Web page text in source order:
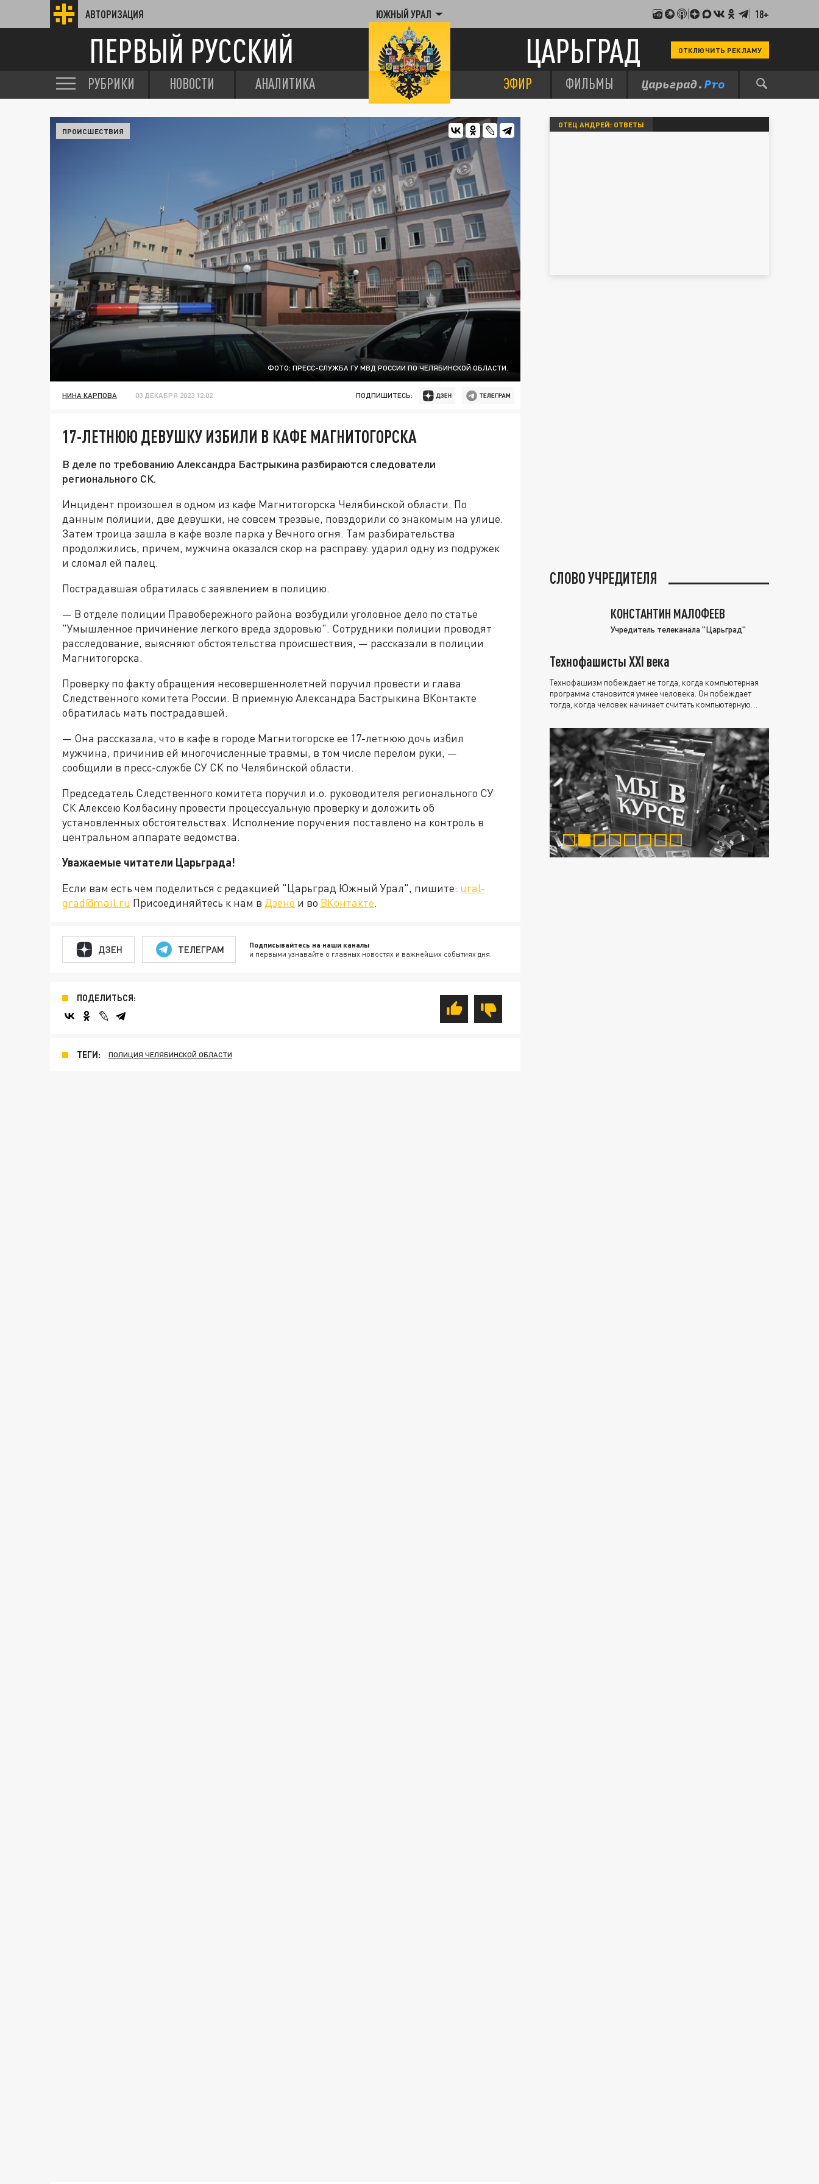
АВТОРИЗАЦИЯ ЮЖНЫЙ УРАЛ 18+
ПЕРВЫЙ РУССКИЙ ЦАРЬГРАД ОТКЛЮЧИТЬ РЕКЛАМУ
РУБРИКИ НОВОСТИ АНАЛИТИКА ЭФИР ФИЛЬМЫ
ФОТО: ПРЕСС-СЛУЖБА ГУ МВД РОССИИ ПО ЧЕЛЯБИНСКОЙ ОБЛАСТИ.
ПРОИСШЕСТВИЯ
НИНА КАРПОВА 03 ДЕКАБРЯ 2023 12:02 ПОДПИШИТЕСЬ:
17-ЛЕТНЮЮ ДЕВУШКУ ИЗБИЛИ В КАФЕ МАГНИТОГОРСКА
В деле по требованию Александра Бастрыкина разбираются следователи
регионального СК.
Инцидент произошел в одном из кафе Магнитогорска Челябинской области. По
данным полиции, две девушки, не совсем трезвые, повздорили со знакомым на улице.
Затем троица зашла в кафе возле парка у Вечного огня. Там разбирательства
продолжились, причем, мужчина оказался скор на расправу: ударил одну из подружек
и сломал ей палец.
Пострадавшая обратилась с заявлением в полицию.
— В отделе полиции Правобережного района возбудили уголовное дело по статье
"Умышленное причинение легкого вреда здоровью". Сотрудники полиции проводят
расследование, выясняют обстоятельства происшествия, — рассказали в полиции
Магнитогорска.
Проверку по факту обращения несовершеннолетней поручил провести и глава
Следственного комитета России. В приемную Александра Бастрыкина ВКонтакте
обратилась мать пострадавшей.
— Она рассказала, что в кафе в городе Магнитогорске ее 17-летнюю дочь избил
мужчина, причинив ей многочисленные травмы, в том числе перелом руки, —
сообщили в пресс-службе СУ СК по Челябинской области.
Председатель Следственного комитета поручил и.о. руководителя регионального СУ
СК Алексею Колбасину провести процессуальную проверку и доложить об
установленных обстоятельствах. Исполнение поручения поставлено на контроль в
центральном аппарате ведомства.
Уважаемые читатели Царьграда!
Если вам есть чем поделиться с редакцией "Царьград Южный Урал", пишите: ural-
grad@mail.ru Присоединяйтесь к нам в Дзене и во ВКонтакте.
ДЗЕН ТЕЛЕГРАМ Подписывайтесь на наши каналы
и первыми узнавайте о главных новостях и важнейших событиях дня.
ПОДЕЛИТЬСЯ:
ТЕГИ: ПОЛИЦИЯ ЧЕЛЯБИНСКОЙ ОБЛАСТИ
ОТЕЦ АНДРЕЙ: ОТВЕТЫ
СЛОВО УЧРЕДИТЕЛЯ
КОНСТАНТИН МАЛОФЕЕВ
Учредитель телеканала "Царьград"
Технофашисты XXI века
Технофашизм побеждает не тогда, когда компьютерная
программа становится умнее человека. Он побеждает
тогда, когда человек начинает считать компьютерную